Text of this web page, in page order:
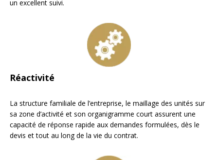
un excellent suivi.
Réactivité
La structure familiale de l’entreprise, le maillage des unités sur
sa zone d’activité et son organigramme court assurent une
capacité de réponse rapide aux demandes formulées, dès le
devis et tout au long de la vie du contrat.